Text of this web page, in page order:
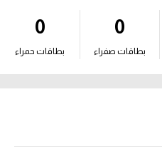
0
بطاقات صفراء
0
بطاقات حمراء